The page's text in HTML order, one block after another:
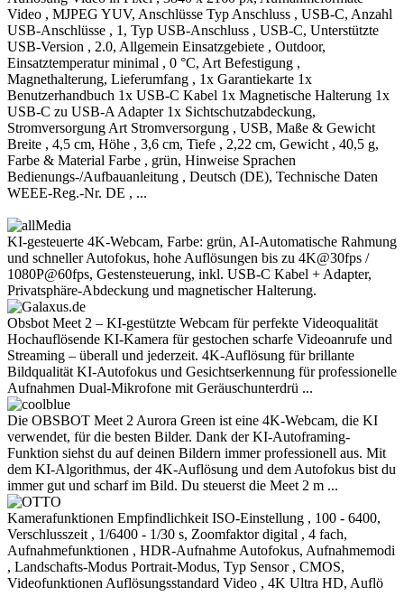
Video , MJPEG YUV, Anschlüsse Typ Anschluss , USB-C, Anzahl
USB-Anschlüsse , 1, Typ USB-Anschluss , USB-C, Unterstützte
USB-Version , 2.0, Allgemein Einsatzgebiete , Outdoor,
Einsatztemperatur minimal , 0 °C, Art Befestigung ,
Magnethalterung, Lieferumfang , 1x Garantiekarte 1x
Benutzerhandbuch 1x USB-C Kabel 1x Magnetische Halterung 1x
USB-C zu USB-A Adapter 1x Sichtschutzabdeckung,
Stromversorgung Art Stromversorgung , USB, Maße & Gewicht
Breite , 4,5 cm, Höhe , 3,6 cm, Tiefe , 2,22 cm, Gewicht , 40,5 g,
Farbe & Material Farbe , grün, Hinweise Sprachen
Bedienungs-/Aufbauanleitung , Deutsch (DE), Technische Daten
WEEE-Reg.-Nr. DE , ...
KI-gesteuerte 4K-Webcam, Farbe: grün, AI-Automatische Rahmung
und schneller Autofokus, hohe Auflösungen bis zu 4K@30fps /
1080P@60fps, Gestensteuerung, inkl. USB-C Kabel + Adapter,
Privatsphäre-Abdeckung und magnetischer Halterung.
Obsbot Meet 2 – KI-gestützte Webcam für perfekte Videoqualität
Hochauflösende KI-Kamera für gestochen scharfe Videoanrufe und
Streaming – überall und jederzeit. 4K-Auflösung für brillante
Bildqualität KI-Autofokus und Gesichtserkennung für professionelle
Aufnahmen Dual-Mikrofone mit Geräuschunterdrü ...
Die OBSBOT Meet 2 Aurora Green ist eine 4K-Webcam, die KI
verwendet, für die besten Bilder. Dank der KI-Autoframing-
Funktion siehst du auf deinen Bildern immer professionell aus. Mit
dem KI-Algorithmus, der 4K-Auflösung und dem Autofokus bist du
immer gut und scharf im Bild. Du steuerst die Meet 2 m ...
Kamerafunktionen Empfindlichkeit ISO-Einstellung , 100 - 6400,
Verschlusszeit , 1/6400 - 1/30 s, Zoomfaktor digital , 4 fach,
Aufnahmefunktionen , HDR-Aufnahme Autofokus, Aufnahmemodi
, Landschafts-Modus Portrait-Modus, Typ Sensor , CMOS,
Videofunktionen Auflösungsstandard Video , 4K Ultra HD, Auflö